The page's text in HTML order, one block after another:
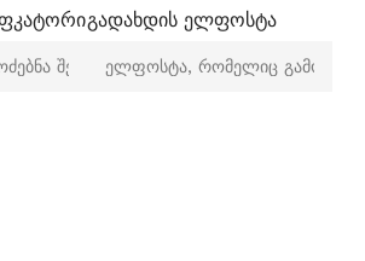
გადახდის ელფოსტა